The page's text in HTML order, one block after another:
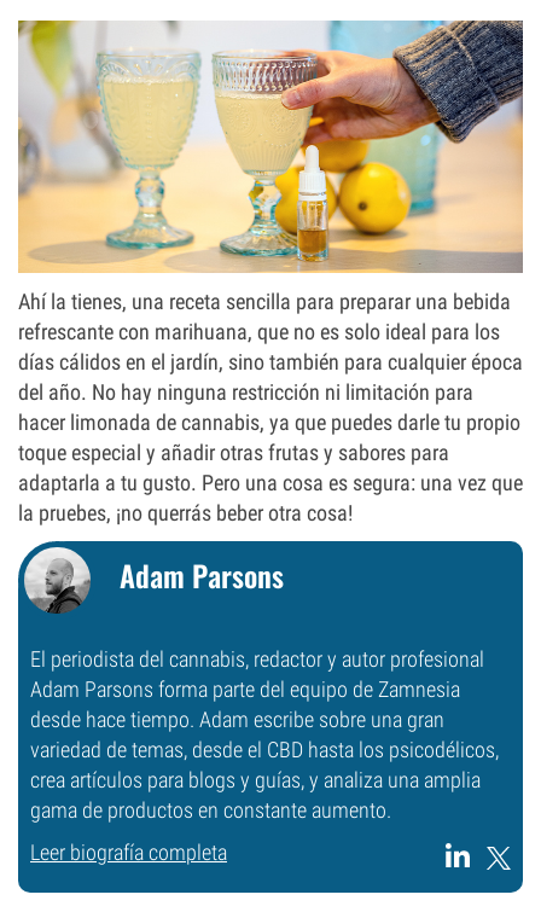
Bajo
Tipo de floración
Fotoperiódica
Ahí la tienes, una receta sencilla para preparar una bebida
refrescante con marihuana, que no es solo ideal para los
días cálidos en el jardín, sino también para cualquier época
del año. No hay ninguna restricción ni limitación para
hacer limonada de cannabis, ya que puedes darle tu propio
toque especial y añadir otras frutas y sabores para
adaptarla a tu gusto. Pero una cosa es segura: una vez que
la pruebes, ¡no querrás beber otra cosa!
Adam Parsons
El periodista del cannabis, redactor y autor profesional
Adam Parsons forma parte del equipo de Zamnesia
desde hace tiempo. Adam escribe sobre una gran
variedad de temas, desde el CBD hasta los psicodélicos,
crea artículos para blogs y guías, y analiza una amplia
gama de productos en constante aumento.
Leer biografía completa